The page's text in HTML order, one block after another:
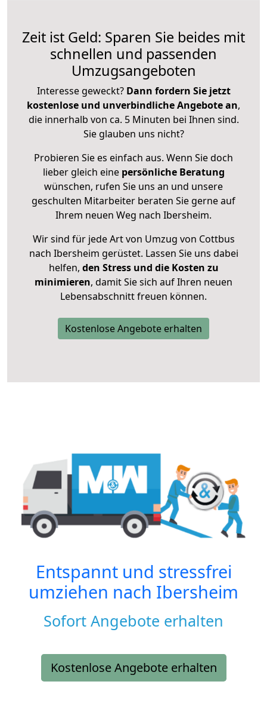
Zeit ist Geld: Sparen Sie beides mit
schnellen und passenden
Umzugsangeboten
Interesse geweckt? Dann fordern Sie jetzt
kostenlose und unverbindliche Angebote an,
die innerhalb von ca. 5 Minuten bei Ihnen sind.
Sie glauben uns nicht?
Probieren Sie es einfach aus. Wenn Sie doch
lieber gleich eine persönliche Beratung
wünschen, rufen Sie uns an und unsere
geschulten Mitarbeiter beraten Sie gerne auf
Ihrem neuen Weg nach Ibersheim.
Wir sind für jede Art von Umzug von Cottbus
nach Ibersheim gerüstet. Lassen Sie uns dabei
helfen, den Stress und die Kosten zu
minimieren, damit Sie sich auf Ihren neuen
Lebensabschnitt freuen können.
Kostenlose Angebote erhalten
Entspannt und stressfrei
umziehen nach Ibersheim
Sofort Angebote erhalten
Kostenlose Angebote erhalten